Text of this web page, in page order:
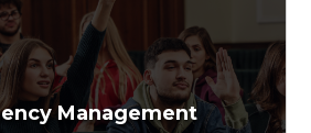
Ghi danh
Tham vấn Interlink
Management